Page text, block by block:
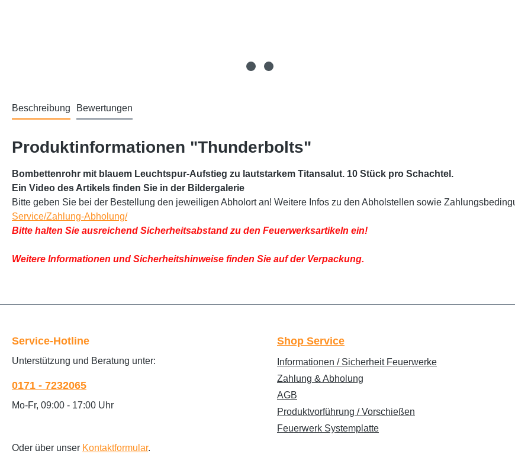
Beschreibung Bewertungen
Produktinformationen "Thunderbolts"
Bombettenrohr mit blauem Leuchtspur-Aufstieg zu lautstarkem Titansalut. 10 Stück pro Schachtel.
Ein Video des Artikels finden Sie in der Bildergalerie
Bitte geben Sie bei der Bestellung den jeweiligen Abholort an! Weitere Infos zu den Abholstellen sowie
Service/Zahlung-Abholung/
Bitte halten Sie ausreichend Sicherheitsabstand zu den Feuerwerksartikeln ein!
Weitere Informationen und Sicherheitshinweise finden Sie auf der Verpackung.
Service-Hotline
Unterstützung und Beratung unter:
0171 - 7232065
Mo-Fr, 09:00 - 17:00 Uhr
Oder über unser Kontaktformular.
Shop Service
Informationen / Sicherheit Feuerwerke
Zahlung & Abholung
AGB
Produktvorführung / Vorschießen
Feuerwerk Systemplatte